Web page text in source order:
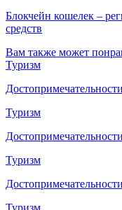
Блокчейн кошелек –
средств
Вам также может
Туризм
Туризм
Туризм
Туризм